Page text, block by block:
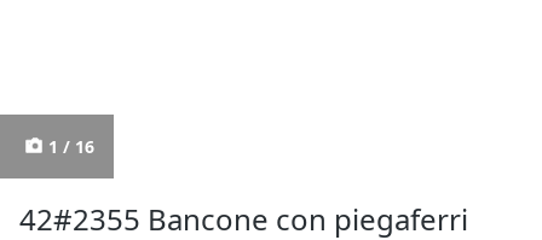
1 / 16
42#2355 Bancone con piegaferri